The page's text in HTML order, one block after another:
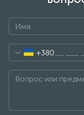
+380